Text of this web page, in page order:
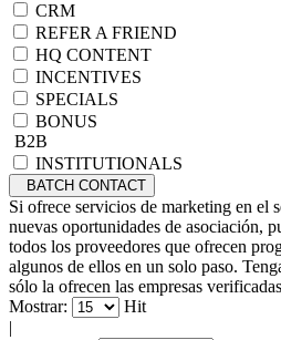
CRM
REFER A FRIEND
HQ CONTENT
INCENTIVES
SPECIALS
BONUS
B2B
INSTITUTIONALS
BATCH CONTACT
Si ofrece servicios de marketing en el
nuevas oportunidades de asociación,
todos los proveedores que ofrecen
algunos de ellos en un solo paso.
sólo la ofrecen las empresas
Mostrar:
Hit
|